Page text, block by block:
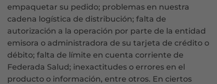
empaquetar su pedido; problemas en nuestra
cadena logística de distribución; falta de
autorización a la operación por parte de la entidad
emisora o administradora de su tarjeta de crédito o
débito; falta de límite en cuenta corriente de
Federada Salud; inexactitudes o errores en el
producto o información, entre otros. En ciertos